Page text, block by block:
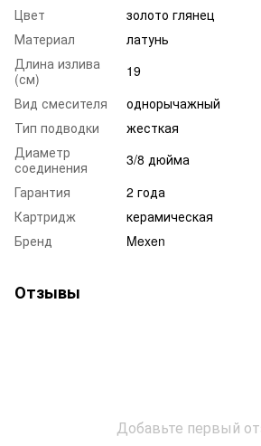
Цвет
золото глянец
Материал
латунь
Длина излива
(см)
19
Вид смесителя
однорычажный
Тип подводки
жесткая
Диаметр
соединения
3/8 дюйма
Гарантия
2 года
Картридж
керамическая
Бренд
Mexen
Отзывы
Добавьте первый